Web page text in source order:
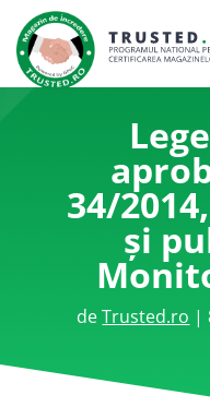
34/
și
deTrusted.ro |